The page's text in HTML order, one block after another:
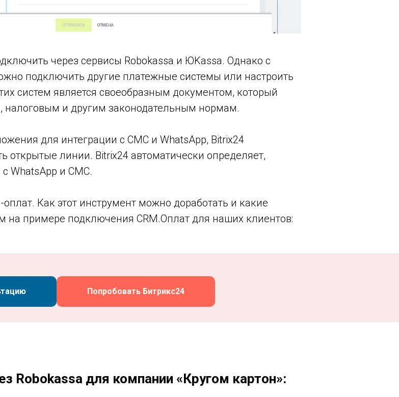
через сервисы Robokassa и ЮKassa. Однако с
подключить другие платежные системы или настроить
систем является своеобразным документом, который
налоговым и другим законодательным нормам.
для интеграции с СМС и WhatsApp, Bitrix24
открытые линии. Bitrix24 автоматически определяет,
WhatsApp и СМС.
Как этот инструмент можно доработать и какие
на примере подключения CRM.Оплат для наших клиентов:
Попробовать Битрикс24
Robokassa для компании «Кругом картон»: